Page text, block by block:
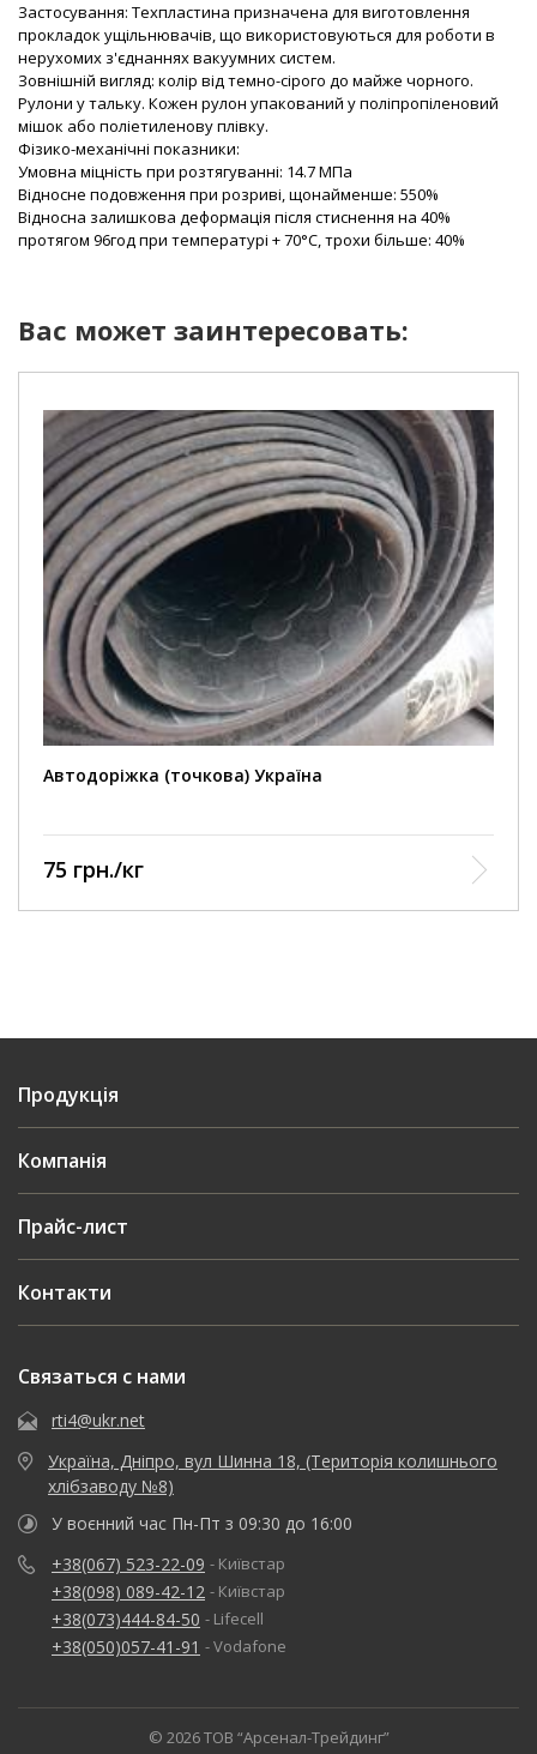
Застосування: Техпластина призначена для виготовлення
прокладок ущільнювачів, що використовуються для роботи в
нерухомих з'єднаннях вакуумних систем.
Зовнішній вигляд: колір від темно-сірого до майже чорного.
Рулони у тальку. Кожен рулон упакований у поліпропіленовий
мішок або поліетиленову плівку.
Фізико-механічні показники:
Умовна міцність при розтягуванні: 14.7 МПа
Відносне подовження при розриві, щонайменше: 550%
Відносна залишкова деформація після стиснення на 40%
протягом 96год при температурі + 70°С, трохи більше: 40%
Вас может заинтересовать:
Автодоріжка (точкова) Україна
75 грн./кг
Продукція
Компанія
Прайс-лист
Контакти
Связаться с нами
rti4@ukr.net
Україна, Дніпро, вул Шинна 18, (Територія колишнього
хлібзаводу №8)
У воєнний час Пн-Пт з 09:30 до 16:00
+38(067) 523-22-09 - Київстар
+38(098) 089-42-12 - Київстар
+38(073)444-84-50 - Lifecell
+38(050)057-41-91 - Vodafone
© 2026 ТОВ “Арсенал-Трейдинг”